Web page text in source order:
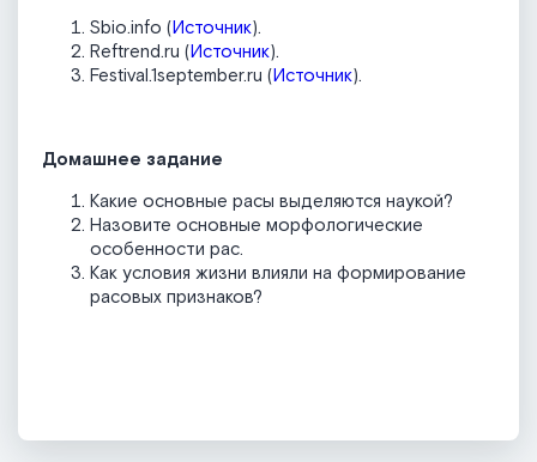
Sbio.info (Источник).
Reftrend.ru (Источник).
Festival.1september.ru (Источник).
Домашнее задание
Какие основные расы выделяются наукой?
Назовите основные морфологические
особенности рас.
Как условия жизни влияли на формирование
расовых признаков?